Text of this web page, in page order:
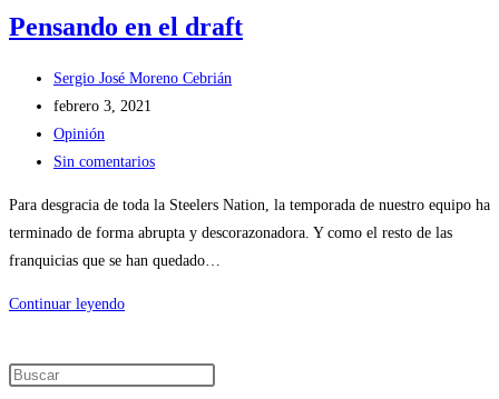
Pensando en el draft
Sergio José Moreno Cebrián
febrero 3, 2021
Opinión
Sin comentarios
Para desgracia de toda la Steelers Nation, la temporada de nuestro equipo ha
terminado de forma abrupta y descorazonadora. Y como el resto de las
franquicias que se han quedado…
Continuar leyendo